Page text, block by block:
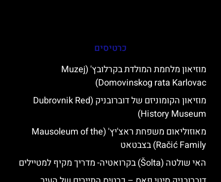
כרטיסים
מוזיאון מלחמת המולדת בקרלובץ' (Muzej
Domovinskog rata Karlovac)
מוזיאון הקומוניזם של דוברובניק (Dubrovnik Red
History Museum)
מאוזוליאום משפחת ראצ'יץ' (Mausoleum of the
Račić Family) בצבטאט
האי שולטה (Šolta) בקרואטיה- מדריך מקיף למטיילים